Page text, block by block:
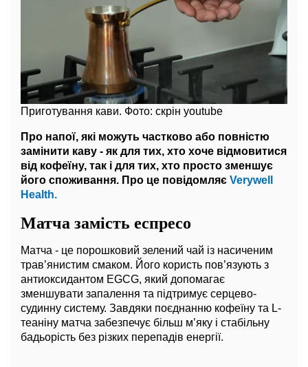
Приготування кави. Фото: скрін youtube
Про напої, які можуть частково або повністю
замінити каву - як для тих, хто хоче відмовитися
від кофеїну, так і для тих, хто просто зменшує
його споживання. Про це повідомляє Verywell
Health.
Матча замість еспресо
Матча - це порошковий зелений чай із насиченим
трав’янистим смаком. Його користь пов’язують з
антиоксидантом EGCG, який допомагає
зменшувати запалення та підтримує серцево-
судинну систему. Завдяки поєднанню кофеїну та L-
теаніну матча забезпечує більш м’яку і стабільну
бадьорість без різких перепадів енергії.